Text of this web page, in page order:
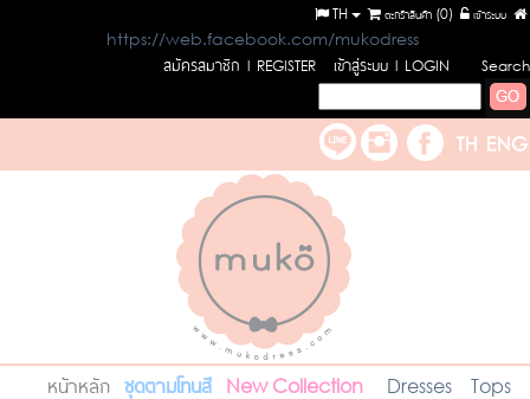
เข้าระบบ
ตะกร้าสินค้า (0)
TH
https://web.facebook.com/mukodress
สมัครสมาชิก l REGISTER เข้าสู่ระบบ l LOGIN Search
หน้าหลัก ชุดตามโทนสี New Collection Dresses
Tops